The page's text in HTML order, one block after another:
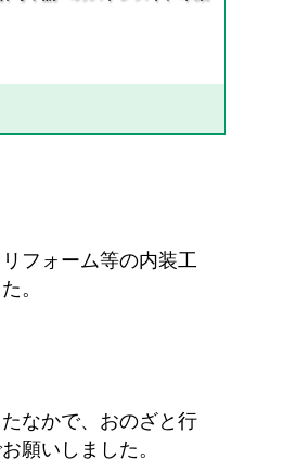
フォーム等の内装工
た。
なかで、おのざと行
願いしました。